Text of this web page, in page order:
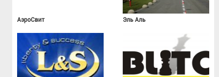
АэроСвит Эль Аль